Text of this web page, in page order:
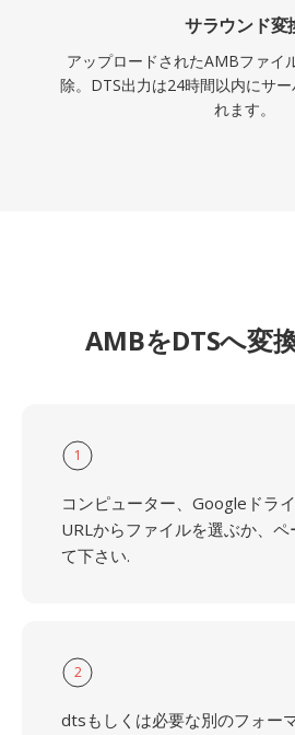
サラウンド変
アップロードされたAMBファイ
除。DTS出力は24時間以内にサ
れます。
AMBをDTSへ変
1
コンピューター、Googleドラ
URLからファイルを選ぶか、
て下さい.
2
dtsもしくは必要な別のフォー